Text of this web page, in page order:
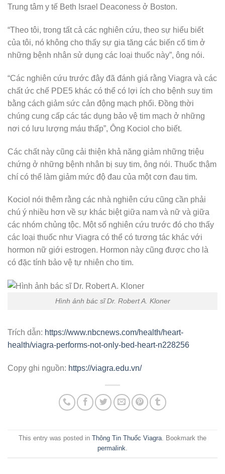
Trung tâm y tế Beth Israel Deaconess ở Boston.
“Theo tôi, trong tất cả các nghiên cứu, theo sự hiểu biết
của tôi, nó không cho thấy sự gia tăng các biến cố tim ở
những bệnh nhân sử dụng các loại thuốc này”, ông nói.
“Các nghiên cứu trước đây đã đánh giá rằng Viagra và các
chất ức chế PDE5 khác có thể có lợi ích cho bệnh suy tim
bằng cách giảm sức cản động mạch phổi. Đồng thời
chúng cung cấp các tác dụng bảo vệ tim mạch ở những
nơi có lưu lượng máu thấp”, Ông Kociol cho biết.
Các chất này cũng cải thiện khả năng giảm những triệu
chứng ở những bệnh nhân bị suy tim, ông nói. Thuốc thậm
chí có thể làm giảm mức độ đau của một cơn đau tim.
Kociol nói thêm rằng các nhà nghiên cứu cũng cần phải
chú ý nhiều hơn về sự khác biệt giữa nam và nữ và giữa
các nhóm chủng tộc. Một số nghiên cứu trước đó cho thấy
các loại thuốc như Viagra có thể có tương tác khác với
hormon nữ giới estrogen. Hormon này cũng được cho là
có đặc tính bảo vệ tự nhiên cho tim.
Hình ảnh bác sĩ Dr. Robert A. Kloner
Trích dẫn: https://www.nbcnews.com/health/heart-
health/viagra-performs-not-only-bed-heart-n228256
Copy ghi nguồn: https://viagra.edu.vn/
This entry was posted in Thông Tin Thuốc Viagra. Bookmark the
permalink.